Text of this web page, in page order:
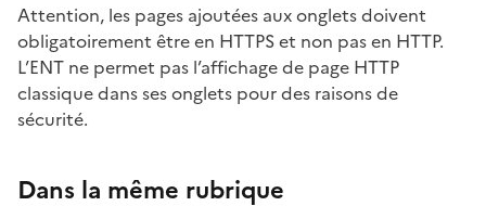
Attention, les pages ajoutées aux onglets doivent
obligatoirement être en HTTPS et non pas en HTTP.
L’ENT ne permet pas l’affichage de page HTTP
classique dans ses onglets pour des raisons de
sécurité.
Dans la même rubrique